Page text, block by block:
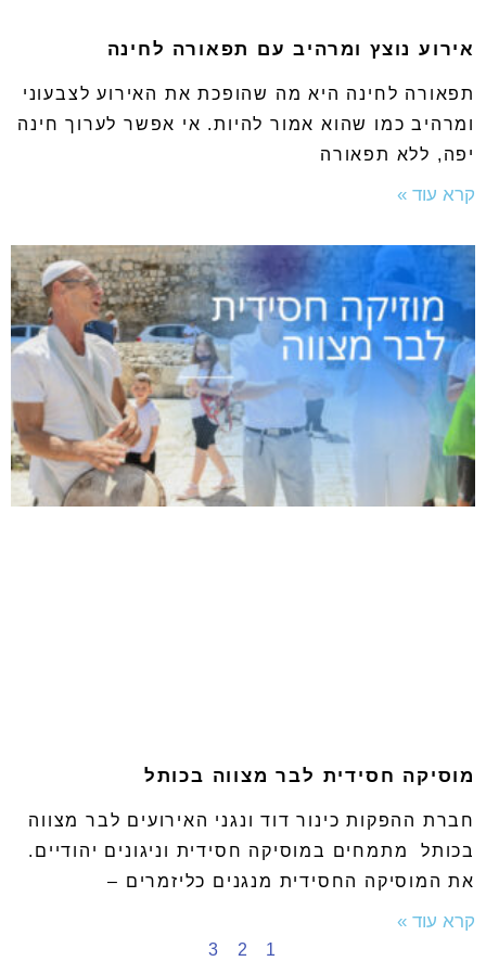
אירוע נוצץ ומרהיב עם תפאורה לחינה
תפאורה לחינה היא מה שהופכת את האירוע לצבעוני
ומרהיב כמו שהוא אמור להיות. אי אפשר לערוך חינה
יפה, ללא תפאורה
קרא עוד »
מוסיקה חסידית לבר מצווה בכותל
חברת ההפקות כינור דוד ונגני האירועים לבר מצווה
בכותל מתמחים במוסיקה חסידית וניגונים יהודיים.
את המוסיקה החסידית מנגנים כליזמרים –
קרא עוד »
1
2
3